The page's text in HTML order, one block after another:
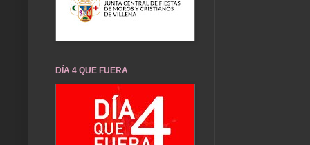
DÍA 4 QUE FUERA